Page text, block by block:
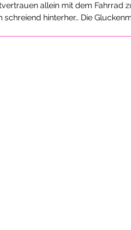
allein mit dem Fahrrad
hinterher… Die